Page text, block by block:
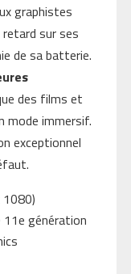
graphistes
retard sur ses
de sa batterie.
des films et
mode immersif.
exceptionnel
1080)
11e génération